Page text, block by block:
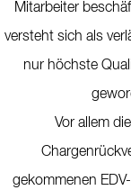
Mitarbeiter
versteht sich als
nur höchste
Vor allem
gekommenen